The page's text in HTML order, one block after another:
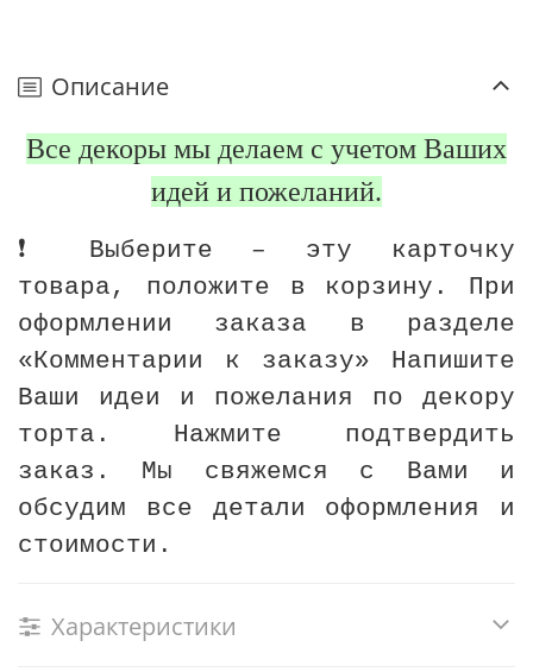
Описание
Все декоры мы делаем с учетом Ваших
идей и пожеланий.
❗️ Выберите – эту карточку
товара, положите в корзину. При
оформлении заказа в разделе
«Комментарии к заказу» Напишите
Ваши идеи и пожелания по декору
торта. Нажмите подтвердить
заказ. Мы свяжемся с Вами и
обсудим все детали оформления и
стоимости.
Характеристики